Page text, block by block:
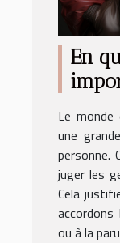
En
Le monde
une
personne.
juger les
Cela
ou à la